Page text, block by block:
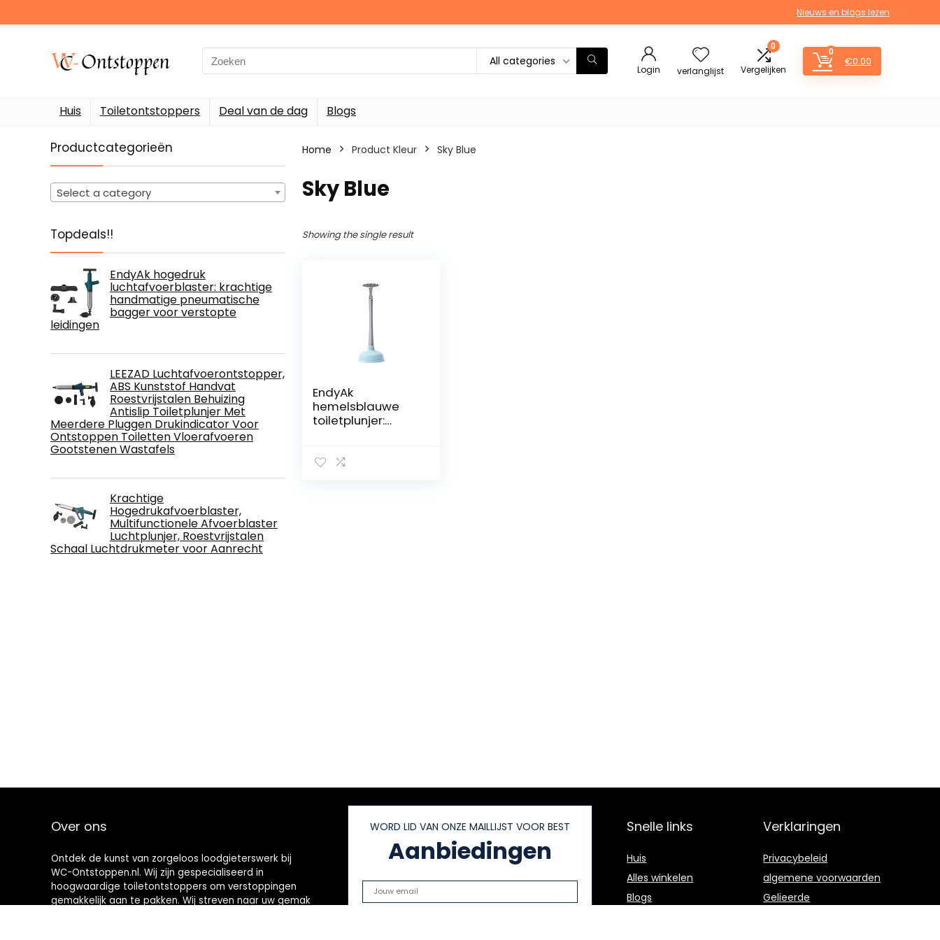
Nieuws en blogs lezen
Search
for:
All categories
Login verlanglijst
0
Vergelijken
0
€0.00
Huis Toiletontstoppers Deal van de dag Blogs
Productcategorieën
Select a category
Topdeals!!
EndyAk hogedruk
luchtafvoerblaster: krachtige
handmatige pneumatische
bagger voor verstopte
leidingen
LEEZAD Luchtafvoerontstopper,
ABS Kunststof Handvat
Roestvrijstalen Behuizing
Antislip Toiletplunjer Met
Meerdere Pluggen Drukindicator Voor
Ontstoppen Toiletten Vloerafvoeren
Gootstenen Wastafels
Krachtige
Hogedrukafvoerblaster,
Multifunctionele Afvoerblaster
Luchtplunjer, Roestvrijstalen
Schaal Luchtdrukmeter voor Aanrecht
Home Product Kleur ‎Sky Blue
‎Sky Blue
Showing the single result
EndyAk
hemelsblauwe
toiletplunjer:
middel voor
Over ons
Ontdek de kunst van zorgeloos loodgieterswerk bij
WC-Ontstoppen.nl. Wij zijn gespecialiseerd in
hoogwaardige toiletontstoppers om verstoppingen
gemakkelijk aan te pakken. Wij streven naar uw gemak
WORD LID VAN ONZE MAILLIJST VOOR BEST
Aanbiedingen
Snelle links
Huis
Alles winkelen
Blogs
Verklaringen
Privacybeleid
algemene voorwaarden
Gelieerde
openbaarmaking